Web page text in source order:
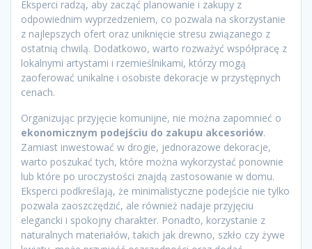
Eksperci radzą, aby zacząć planowanie i zakupy z
odpowiednim wyprzedzeniem, co pozwala na skorzystanie
z najlepszych ofert oraz uniknięcie stresu związanego z
ostatnią chwilą. Dodatkowo, warto rozważyć współpracę z
lokalnymi artystami i rzemieślnikami, którzy mogą
zaoferować unikalne i osobiste dekoracje w przystępnych
cenach.
Organizując przyjęcie komunijne, nie można zapomnieć o
ekonomicznym podejściu do zakupu akcesoriów.
Zamiast inwestować w drogie, jednorazowe dekoracje,
warto poszukać tych, które można wykorzystać ponownie
lub które po uroczystości znajdą zastosowanie w domu.
Eksperci podkreślają, że minimalistyczne podejście nie tylko
pozwala zaoszczędzić, ale również nadaje przyjęciu
elegancki i spokojny charakter. Ponadto, korzystanie z
naturalnych materiałów, takich jak drewno, szkło czy żywe